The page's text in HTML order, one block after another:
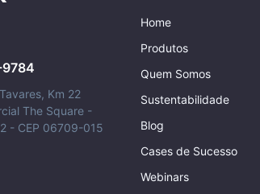
9784
Km 22
The Square -
- CEP 06709-015
Home
Produtos
Quem Somos
Sustentabilidade
Blog
Cases de Sucesso
Webinars